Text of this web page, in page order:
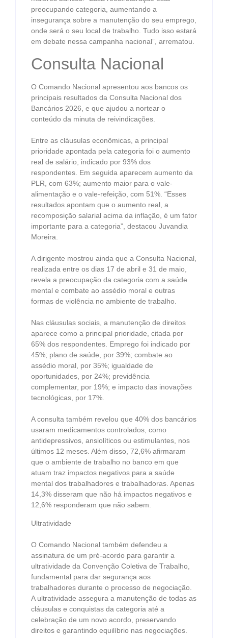
preocupando categoria, aumentando a
insegurança sobre a manutenção do seu emprego,
onde será o seu local de trabalho. Tudo isso estará
em debate nessa campanha nacional”, arrematou.
Consulta Nacional
O Comando Nacional apresentou aos bancos os
principais resultados da Consulta Nacional dos
Bancários 2026, e que ajudou a nortear o
conteúdo da minuta de reivindicações.
Entre as cláusulas econômicas, a principal
prioridade apontada pela categoria foi o aumento
real de salário, indicado por 93% dos
respondentes. Em seguida aparecem aumento da
PLR, com 63%; aumento maior para o vale-
alimentação e o vale-refeição, com 51%. “Esses
resultados apontam que o aumento real, a
recomposição salarial acima da inflação, é um fator
importante para a categoria”, destacou Juvandia
Moreira.
A dirigente mostrou ainda que a Consulta Nacional,
realizada entre os dias 17 de abril e 31 de maio,
revela a preocupação da categoria com a saúde
mental e combate ao assédio moral e outras
formas de violência no ambiente de trabalho.
Nas cláusulas sociais, a manutenção de direitos
aparece como a principal prioridade, citada por
65% dos respondentes. Emprego foi indicado por
45%; plano de saúde, por 39%; combate ao
assédio moral, por 35%; igualdade de
oportunidades, por 24%; previdência
complementar, por 19%; e impacto das inovações
tecnológicas, por 17%.
A consulta também revelou que 40% dos bancários
usaram medicamentos controlados, como
antidepressivos, ansiolíticos ou estimulantes, nos
últimos 12 meses. Além disso, 72,6% afirmaram
que o ambiente de trabalho no banco em que
atuam traz impactos negativos para a saúde
mental dos trabalhadores e trabalhadoras. Apenas
14,3% disseram que não há impactos negativos e
12,6% responderam que não sabem.
Ultratividade
O Comando Nacional também defendeu a
assinatura de um pré-acordo para garantir a
ultratividade da Convenção Coletiva de Trabalho,
fundamental para dar segurança aos
trabalhadores durante o processo de negociação.
A ultratividade assegura a manutenção de todas as
cláusulas e conquistas da categoria até a
celebração de um novo acordo, preservando
direitos e garantindo equilíbrio nas negociações.